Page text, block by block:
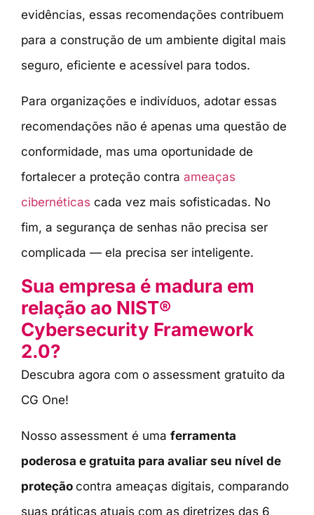
evidências, essas recomendações contribuem
para a construção de um ambiente digital mais
seguro, eficiente e acessível para todos.
Para organizações e indivíduos, adotar essas
recomendações não é apenas uma questão de
conformidade, mas uma oportunidade de
fortalecer a proteção contra ameaças
cibernéticas cada vez mais sofisticadas. No
fim, a segurança de senhas não precisa ser
complicada — ela precisa ser inteligente.
Sua empresa é madura em
relação ao NIST®
Cybersecurity Framework
2.0?
Descubra agora com o assessment gratuito da
CG One!
Nosso assessment é uma ferramenta
poderosa e gratuita para avaliar seu nível de
proteção contra ameaças digitais, comparando
suas práticas atuais com as diretrizes das 6